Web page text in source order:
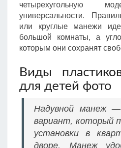
четырехугольную
универсальности.
или круглые манежи
большой комнаты, а
которым они сохранят
Виды
для детей фото
Надувной манеж
вариант, который
установки в
дворе. Манеж